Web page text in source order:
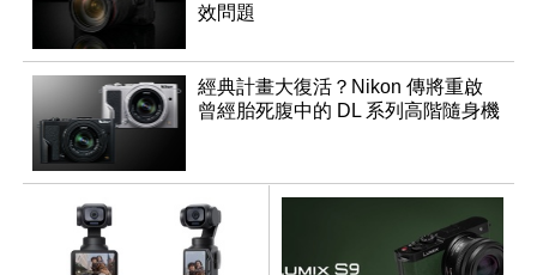
效問題
經典計畫大復活？Nikon 傳將重啟
曾經胎死腹中的 DL 系列高階隨身機